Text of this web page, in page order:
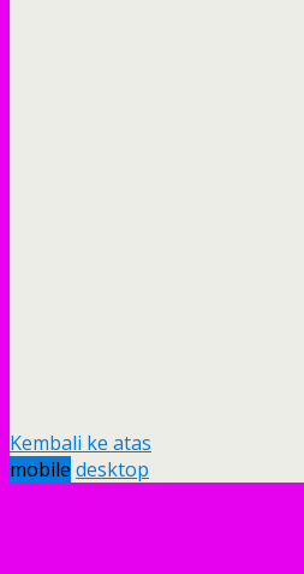
Kembali ke atas
mobile desktop